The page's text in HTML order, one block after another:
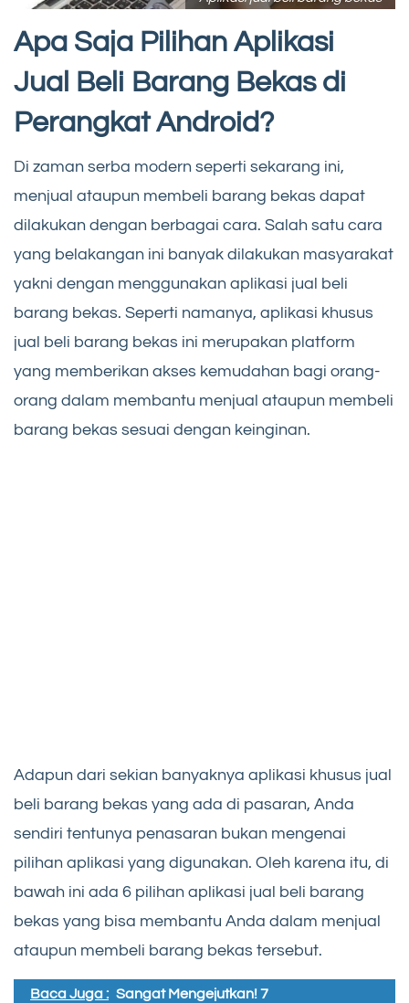
Apa Saja Pilihan Aplikasi
Jual Beli Barang Bekas di
Perangkat Android?
Di zaman serba modern seperti sekarang ini,
menjual ataupun membeli barang bekas dapat
dilakukan dengan berbagai cara. Salah satu cara
yang belakangan ini banyak dilakukan masyarakat
yakni dengan menggunakan aplikasi jual beli
barang bekas. Seperti namanya, aplikasi khusus
jual beli barang bekas ini merupakan platform
yang memberikan akses kemudahan bagi orang-
orang dalam membantu menjual ataupun membeli
barang bekas sesuai dengan keinginan.
Adapun dari sekian banyaknya aplikasi khusus jual
beli barang bekas yang ada di pasaran, Anda
sendiri tentunya penasaran bukan mengenai
pilihan aplikasi yang digunakan. Oleh karena itu, di
bawah ini ada 6 pilihan aplikasi jual beli barang
bekas yang bisa membantu Anda dalam menjual
ataupun membeli barang bekas tersebut.
Baca Juga : Sangat Mengejutkan! 7